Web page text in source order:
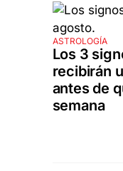
ASTROLOGÍA
Los 3
recibirán
antes de
semana